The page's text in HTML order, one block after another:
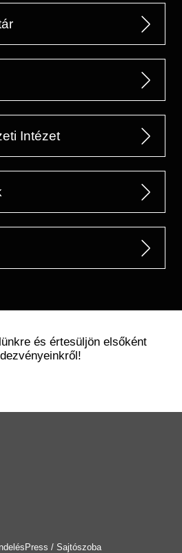
Intézet
és értesüljön elsőként
Press / Sajtószoba